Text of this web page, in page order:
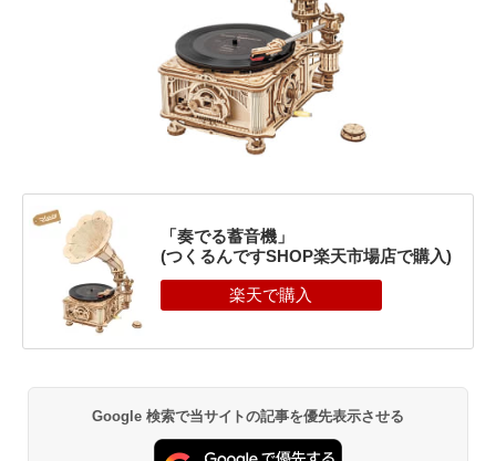
「奏でる蓄音機」
(つくるんですSHOP楽天市場店で購入)
Google 検索で当サイトの記事を優先表示させる